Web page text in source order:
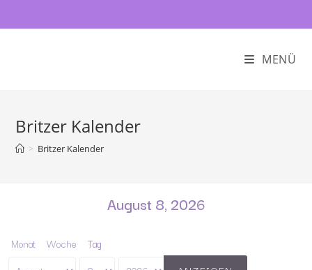
MENÜ
Britzer Kalender
> Britzer Kalender
August 8, 2026
Monat Woche Tag